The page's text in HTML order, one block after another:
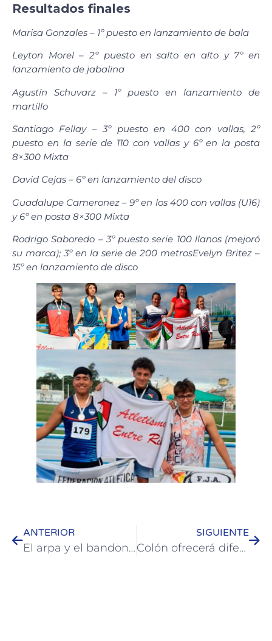
Resultados finales
Marisa Gonzales – 1º puesto en lanzamiento de bala
Leyton Morel – 2º puesto en salto en alto y 7º en
lanzamiento de jabalina
Agustín Schuvarz – 1º puesto en lanzamiento de
martillo
Santiago Fellay – 3º puesto en 400 con vallas, 2º
puesto en la serie de 110 con vallas y 6º en la posta
8×300 Mixta
David Cejas – 6º en lanzamiento del disco
Guadalupe Cameronez – 9º en los 400 con vallas (U16)
y 6º en posta 8×300 Mixta
Rodrigo Saboredo – 3º puesto serie 100 llanos (mejoró
su marca); 3º en la serie de 200 metrosEvelyn Britez –
15º en lanzamiento de disco
ANTERIOR
El arpa y el bandoneón vibraron ante un gran marco de público en la Parroquia Santos Justo y Pastor
SIGUIENTE
Colón ofrecerá diferentes propuestas para el fin de semana largo de agosto